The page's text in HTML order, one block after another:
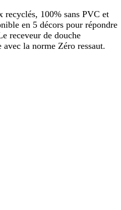
recyclés, 100% sans PVC et
en 5 décors pour répondre
receveur de douche
la norme Zéro ressaut.